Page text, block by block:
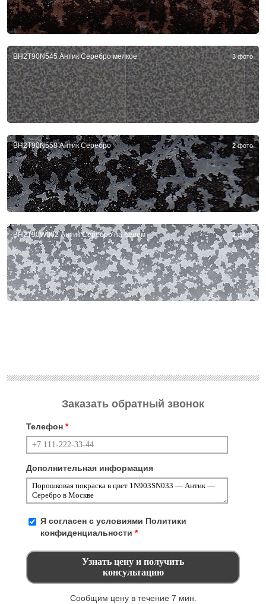
BH2T90N545 Антик Серебро мелкое 3 фото
BH2T90N558 Антик Серебро 2 фото
BH2T90W002 Антик Серебро на белом 2 фото
Заказать обратный звонок
Телефон *
Дополнительная информация
Я согласен с условиями Политики
конфиденциальности *
Сообщим цену в течение 7 мин.